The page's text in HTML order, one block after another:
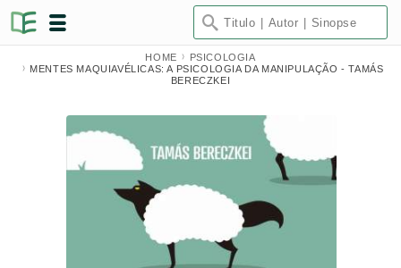
HOME
PSICOLOGIA
MENTES MAQUIAVÉLICAS: A PSICOLOGIA DA MANIPULAÇÃO - TAMÁS
BERECZKEI